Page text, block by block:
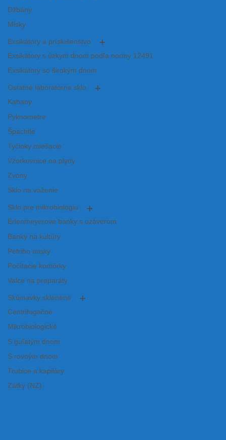
Džbány
Misky
Exsikátory a príslušenstvo
Exsikátory s úzkym dnom podľa normy 12491
Exsikátory so širokým dnom
Ostatné laboratórne sklo
Kahany
Pyknometre
Špachtle
Tyčinky miešacie
Vzorkovnice na plyny
Zvony
Sklo na váženie
Sklo pre mikrobiológiu
Erlenmeyerove banky s uzáverom
Banky na kultúry
Petriho misky
Počítacie komôrky
Valce na preparáty
Skúmavky sklenené
Centrifugačné
Mikrobiologické
S guľatým dnom
S rovným dnom
Trubice a kapiláry
Zátky (NZ)